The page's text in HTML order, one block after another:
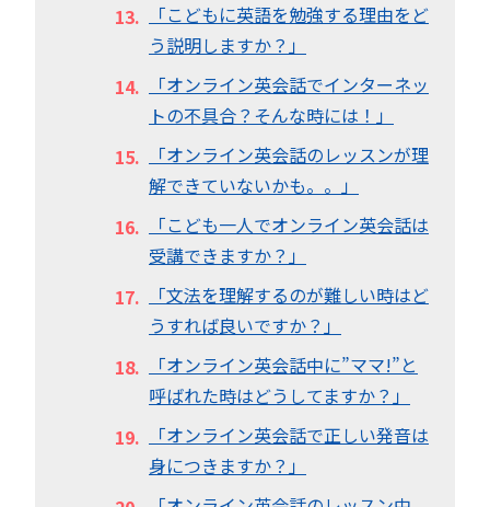
「こどもに英語を勉強する理由をど
う説明しますか？」
「オンライン英会話でインターネッ
トの不具合？そんな時には！」
「オンライン英会話のレッスンが理
解できていないかも。。」
「こども一人でオンライン英会話は
受講できますか？」
「文法を理解するのが難しい時はど
うすれば良いですか？」
「オンライン英会話中に”ママ!”と
呼ばれた時はどうしてますか？」
「オンライン英会話で正しい発音は
身につきますか？」